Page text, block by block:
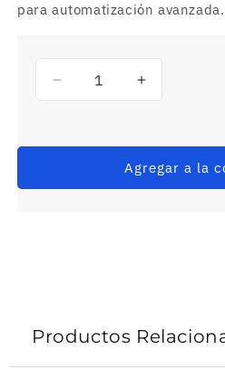
para automatización avanzada.
Reducir
NJ301-
Aumentar
NJ301-
1200
Agregar a la
Productos